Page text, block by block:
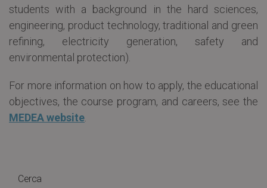
students with a background in the hard sciences,
engineering, product technology, traditional and green
refining, electricity generation, safety and
environmental protection).
For more information on how to apply, the educational
objectives, the course program, and careers, see the
MEDEA website
Cerca